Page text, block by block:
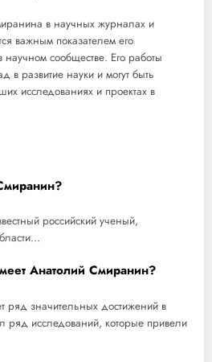
в научных журналах и
важным показателем его
сообществе. Его работы
в развитие науки и могут быть
исследованиях и проектах в
российский ученый,
Анатолий Смиранин?
ряд значительных достижений в
ряд исследований, которые привели